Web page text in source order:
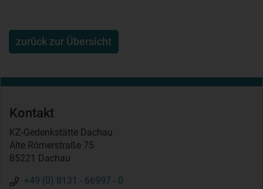
zurück zur Übersicht
Kontakt
KZ-Gedenkstätte Dachau
Alte Römerstraße 75
85221 Dachau
+49 (0) 8131 - 66997 - 0